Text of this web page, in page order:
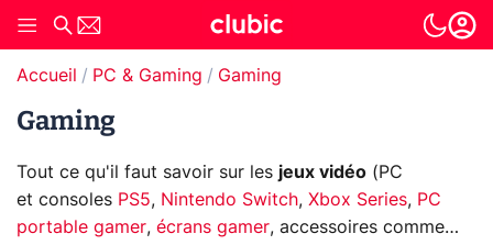
Accueil PC & Gaming Gaming
Gaming
Tout ce qu'il faut savoir sur les jeux vidéo (PC
et consoles PS5, Nintendo Switch, Xbox Series, PC
portable gamer, écrans gamer, accessoires comme